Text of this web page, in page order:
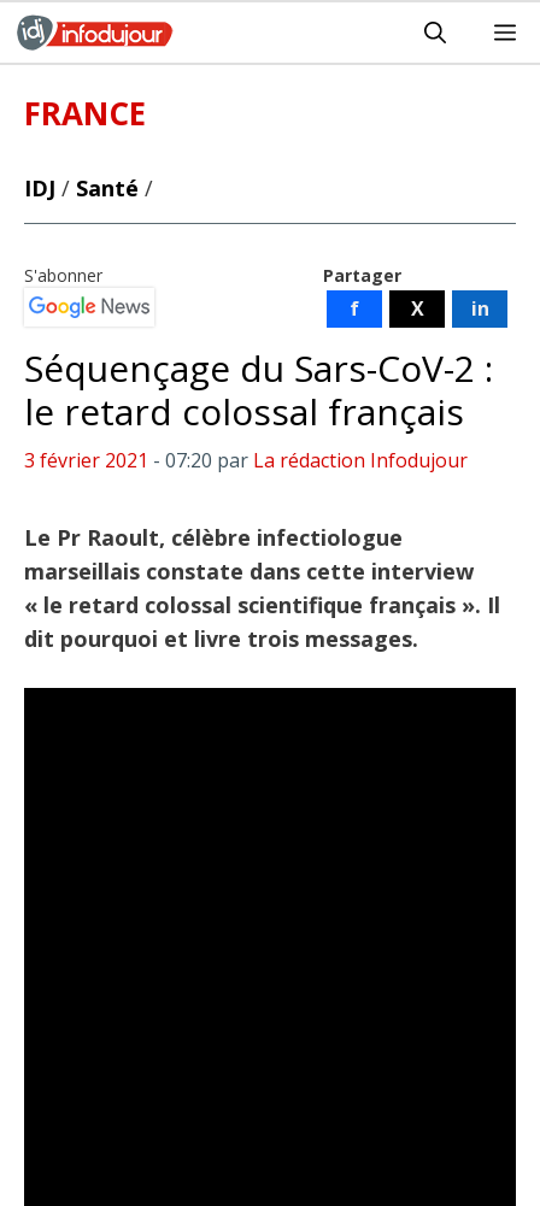
Aller
au
FRANCE
IDJ / Santé /
Partager
f X in
S'abonner
Séquençage du Sars-CoV-2 :
le retard colossal français
3 février 2021 - 07:20 par La rédaction Infodujour
Le Pr Raoult, célèbre infectiologue
marseillais constate dans cette interview
« le retard colossal scientifique français ». Il
dit pourquoi et livre trois messages.